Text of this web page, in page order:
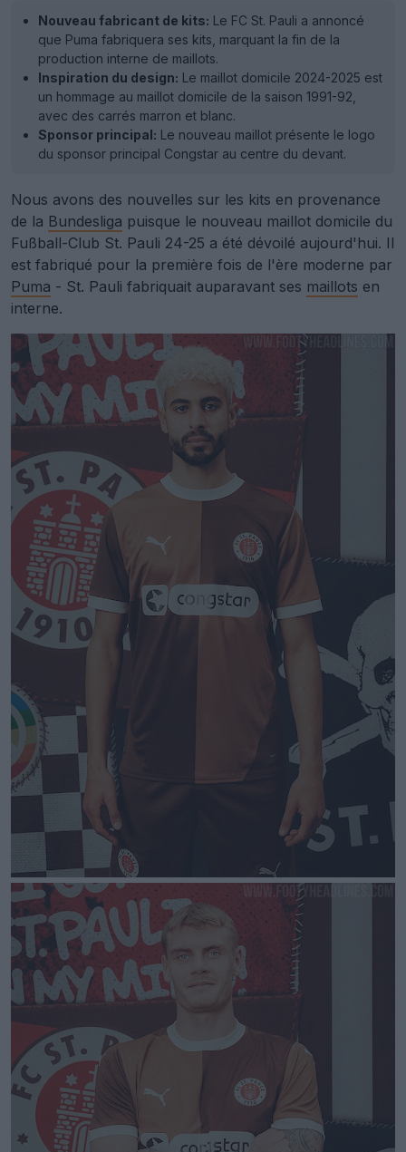
Nouveau fabricant de kits: Le FC St. Pauli a annoncé
que Puma fabriquera ses kits, marquant la fin de la
production interne de maillots.
Inspiration du design: Le maillot domicile 2024-2025 est
un hommage au maillot domicile de la saison 1991-92,
avec des carrés marron et blanc.
Sponsor principal: Le nouveau maillot présente le logo
du sponsor principal Congstar au centre du devant.
Nous avons des nouvelles sur les kits en provenance
de la Bundesliga puisque le nouveau maillot domicile du
Fußball-Club St. Pauli 24-25 a été dévoilé aujourd'hui. Il
est fabriqué pour la première fois de l'ère moderne par
Puma - St. Pauli fabriquait auparavant ses maillots en
interne.